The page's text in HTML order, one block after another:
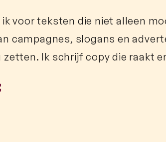
voor teksten die niet alleen
campagnes, slogans en
zetten. Ik schrijf copy die raakt